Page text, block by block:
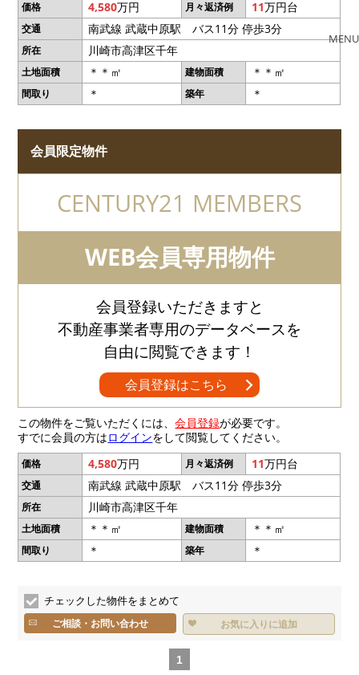
MENU
価格 4,580万円 月々返済例 11万円台
交通 南武線 武蔵中原駅 バス11分 停歩3分
所在 川崎市高津区千年
土地面積 ＊＊㎡ 建物面積 ＊＊㎡
間取り ＊ 築年 ＊
会員限定物件
CENTURY21 MEMBERS
WEB会員専用物件
会員登録いただきますと
不動産事業者専用のデータベースを
自由に閲覧できます！
会員登録はこちら
この物件をご覧いただくには、会員登録が必要です。
すでに会員の方はログインをして閲覧してください。
価格 4,580万円 月々返済例 11万円台
交通 南武線 武蔵中原駅 バス11分 停歩3分
所在 川崎市高津区千年
土地面積 ＊＊㎡ 建物面積 ＊＊㎡
間取り ＊ 築年 ＊
チェックした物件をまとめて
ご相談・お問い合わせ お気に入りに追加
1